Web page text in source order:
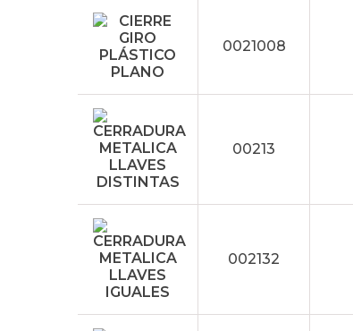
0021008
00213
002132